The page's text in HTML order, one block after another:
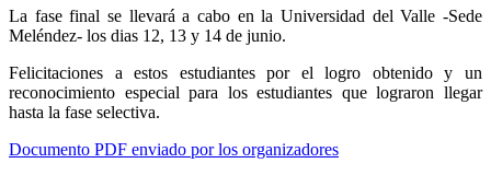
La fase final se llevará a cabo en la Universidad del Valle -Sede
Meléndez- los dias 12, 13 y 14 de junio.
Felicitaciones a estos estudiantes por el logro obtenido y un
reconocimiento especial para los estudiantes que lograron llegar
hasta la fase selectiva.
Documento PDF enviado por los organizadores